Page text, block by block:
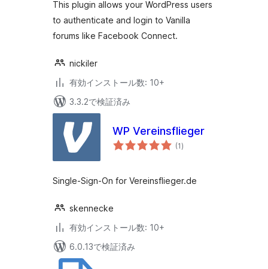
This plugin allows your WordPress users
to authenticate and login to Vanilla
forums like Facebook Connect.
nickiler
有効インストール数: 10+
3.3.2で検証済み
WP Vereinsflieger
(1個
の)
Single-Sign-On for Vereinsflieger.de
skennecke
有効インストール数: 10+
6.0.13で検証済み